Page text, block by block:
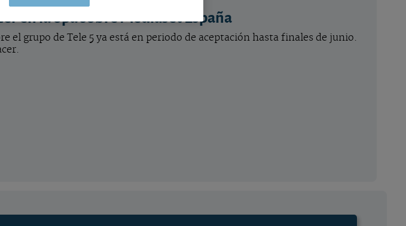
en la opa sobre Mediaset España
el grupo de Tele 5 ya está en periodo de aceptación hasta finales de junio.